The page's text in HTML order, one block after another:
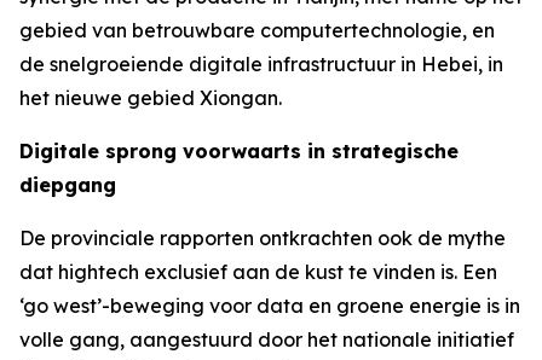
gebied van betrouwbare computertechnologie, en
de snelgroeiende digitale infrastructuur in Hebei, in
het nieuwe gebied Xiongan.
Digitale sprong voorwaarts in strategische
diepgang
De provinciale rapporten ontkrachten ook de mythe
dat hightech exclusief aan de kust te vinden is. Een
‘go west’-beweging voor data en groene energie is in
volle gang, aangestuurd door het nationale initiatief